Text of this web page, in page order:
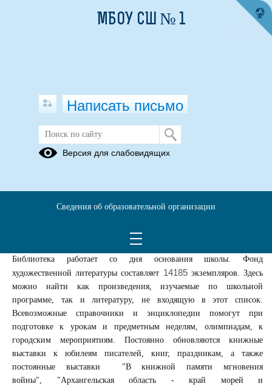
Школьная библиотека
Режим работы библиотеки:9.00 – 17.15
Обслуживание читателей: по отдельному графику
суббота, воскресенье
Последний день месяца – санитарный день
Библиотека работает со дня основания школы. Фонд
художественной литературы составляет 14185экземпляров. Здесь
можно найти как произведения, изучаемые по школьной
программе, так и литературу, не входящую в этот список.
Всевозможные справочники и энциклопедии помогут при
подготовке к урокам и предметным неделям, олимпиадам, к
городским мероприятиям. Постоянно обновляются книжные
выставки к юбилеям писателей, книг, праздникам, а также
постоянные выставки "В книжной памяти мгновения
войны", "Архангельская область - край морей и
МБОУ СШ № 1
Написать письмо
Версия для слабовидящих
Сведения об образовательной организации